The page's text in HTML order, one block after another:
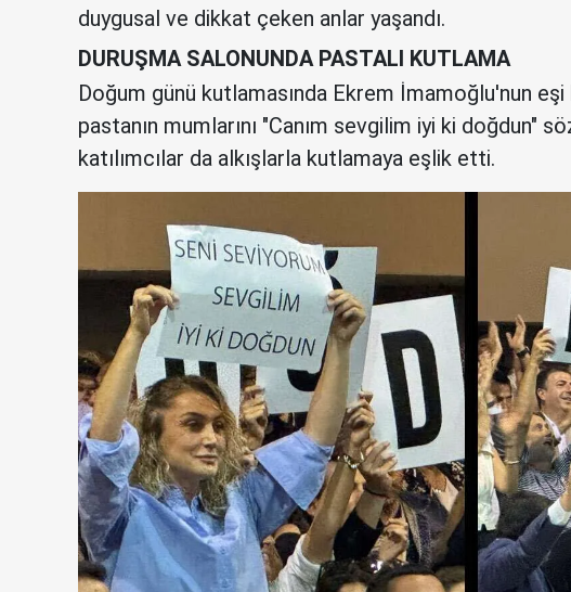
duygusal ve dikkat çeken anlar yaşandı.
DURUŞMA SALONUNDA PASTALI KUTLAMA
Doğum günü kutlamasında Ekrem İmamoğlu'nun eşi
pastanın mumlarını "Canım sevgilim iyi ki doğdun"
katılımcılar da alkışlarla kutlamaya eşlik etti.